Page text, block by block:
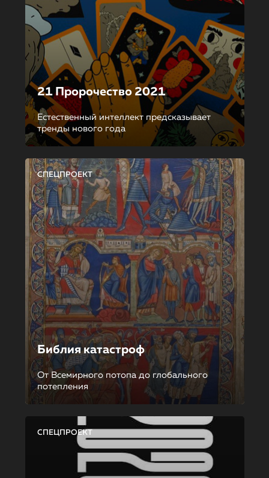
21 Пророчество 2021
Естественный интеллект предсказывает
тренды нового года
СПЕЦПРОЕКТ
Библия катастроф
От Всемирного потопа до глобального
потепления
СПЕЦПРОЕКТ